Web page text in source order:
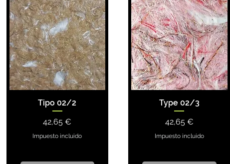
Tipo 02/2
Precio
42,65 €
Impuesto incluido
Type 02/3
Precio
42,65 €
Impuesto incluido